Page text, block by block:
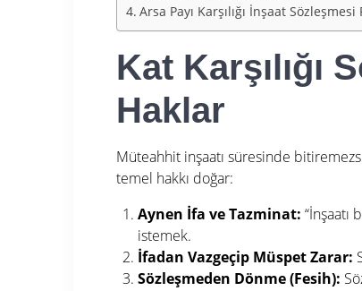
Arsa Payı Karşılığı İnşaat
Kat Karşılığı
Haklar
Müteahhit inşaatı süresinde
temel hakkı doğar:
Aynen İfa ve Tazminat:
istemek.
İfadan Vazgeçip Müspet Zarar:
Sözleşmeden Dönme (Fesih):